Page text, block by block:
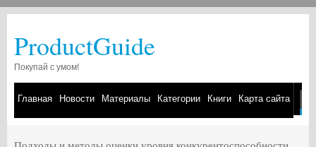
ProductGuide
Покупай с умом!
Главная Новости Материалы Категории Книги Карта сайта